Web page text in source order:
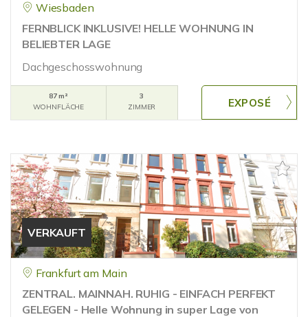
Wiesbaden
FERNBLICK INKLUSIVE! HELLE WOHNUNG IN
BELIEBTER LAGE
Dachgeschosswohnung
87 m²
WOHNFLÄCHE
3
ZIMMER
VERKAUFT
Frankfurt am Main
ZENTRAL. MAINNAH. RUHIG - EINFACH PERFEKT
GELEGEN - Helle Wohnung in super Lage von